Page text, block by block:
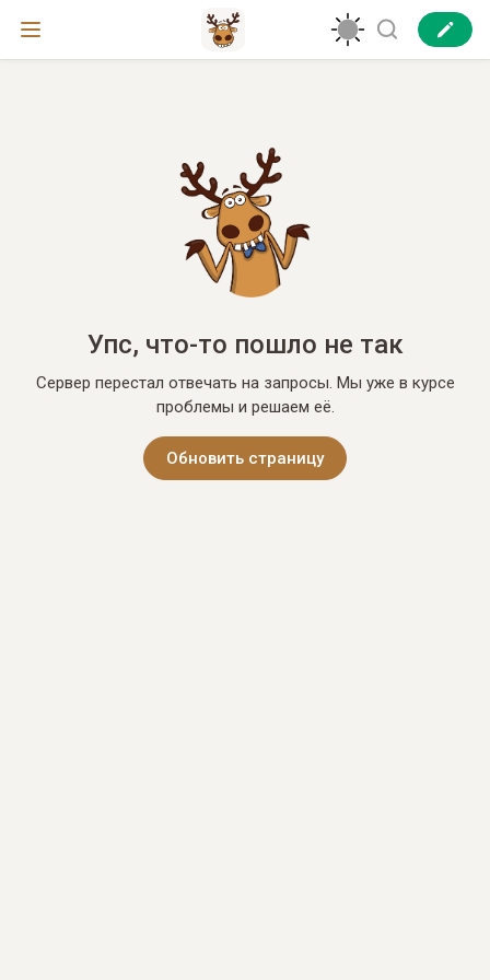
Упс, что-то пошло не так
Сервер перестал отвечать на запросы. Мы уже в курсе
проблемы и решаем её.
Обновить страницу